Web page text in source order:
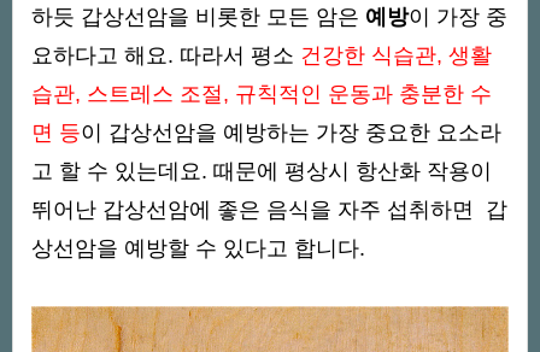
하듯 갑상선암을 비롯한 모든 암은 예방이 가장 중
요하다고 해요. 따라서 평소 건강한 식습관, 생활
습관, 스트레스 조절, 규칙적인 운동과 충분한 수
면 등이 갑상선암을 예방하는 가장 중요한 요소라
고 할 수 있는데요. 때문에 평상시 항산화 작용이
뛰어난 갑상선암에 좋은 음식을 자주 섭취하면 갑
상선암을 예방할 수 있다고 합니다.